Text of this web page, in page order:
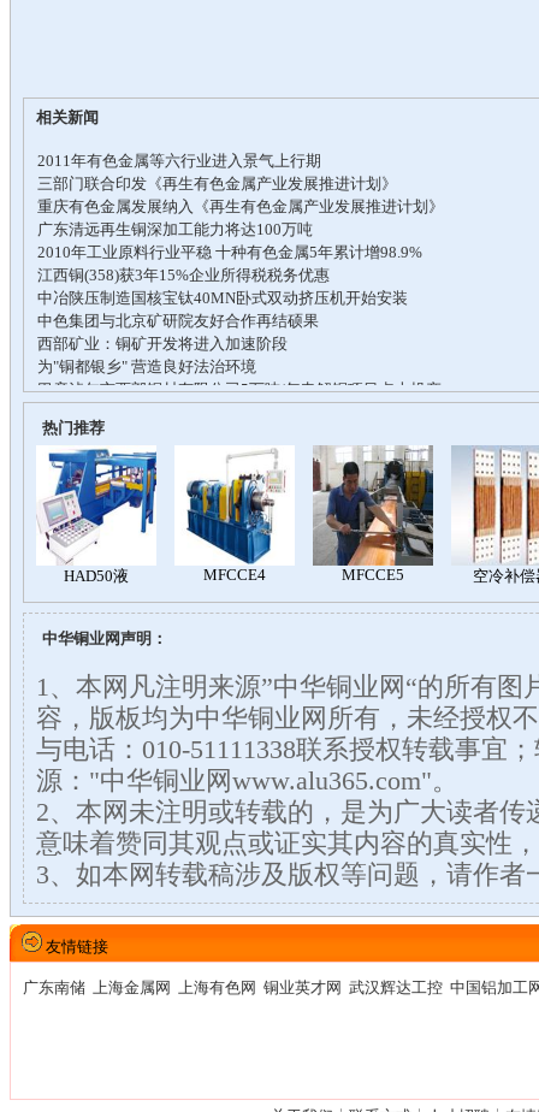
相关新闻
热门推荐
中华铜业网声明：
1、本网凡注明来源”中华铜业网“的所有图
容，版板均为中华铜业网所有，未经授权
与电话：010-51111338联系授权转载事宜
源："中华铜业网www.alu365.com"。
2、本网未注明或转载的，是为广大读者传
意味着赞同其观点或证实其内容的真实性
3、如本网转载稿涉及版权等问题，请作者